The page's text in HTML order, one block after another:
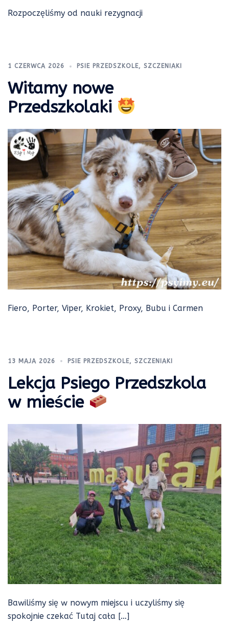
Rozpoczęliśmy od nauki rezygnacji
1 CZERWCA 2026 PSIE PRZEDSZKOLE, SZCZENIAKI
Witamy nowe
Przedszkolaki
Fiero, Porter, Viper, Krokiet, Proxy, Bubu i Carmen
13 MAJA 2026 PSIE PRZEDSZKOLE, SZCZENIAKI
Lekcja Psiego Przedszkola
w mieście
Bawiliśmy się w nowym miejscu i uczyliśmy się
spokojnie czekać Tutaj cała […]